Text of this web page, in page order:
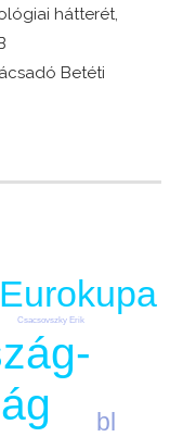
hátterét,
Betéti
Eurokupa
bl
Csacsovszky Erik